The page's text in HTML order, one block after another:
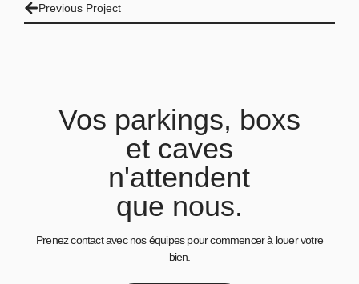
Previous Project
Vos parkings, boxs
et caves
n'attendent
que nous.
Prenez contact avec nos équipes pour commencer à louer votre
bien.